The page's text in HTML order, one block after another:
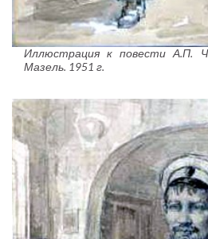
Иллюстрация к повести А.П.
Мазель. 1951 г.